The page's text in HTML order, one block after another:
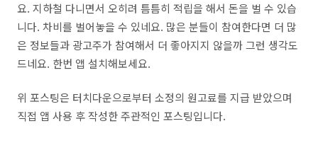
요. 지하철 다니면서 오히려 틈틈히 적립을 해서 돈을 벌 수 있습
니다. 차비를 벌어놓을 수 있네요. 많은 분들이 참여한다면 더 많
은 정보들과 광고주가 참여해서 더 좋아지지 않을까 그런 생각도
드네요. 한번 앱 설치해보세요.
위 포스팅은 터치다운으로부터 소정의 원고료를 지급 받았으며
직접 앱 사용 후 작성한 주관적인 포스팅입니다.